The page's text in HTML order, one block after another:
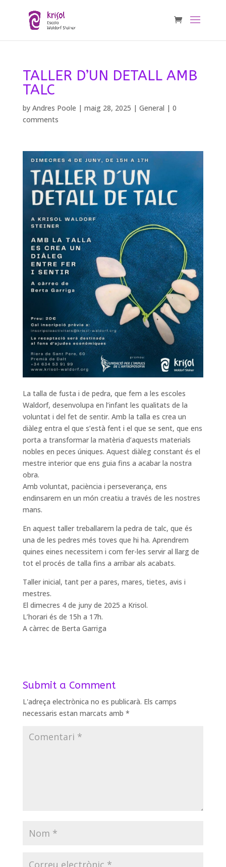
TALLER D’UN DETALL AMB
TALC
by Andres Poole | maig 28, 2025 | General | 0
comments
La talla de fusta i de pedra, que fem a les escoles
Waldorf, desenvolupa en l’infant les qualitats de la
voluntat i del fet de sentir. Amb la talla es crea un
diàleg entra el que s’està fent i el que se sent, que ens
porta a transformar la matèria d’aquests materials
nobles en peces úniques. Aquest diàleg constant és el
mestre interior que ens guia fins a acabar la nostra
obra.
Amb voluntat, paciència i perseverança, ens
endinsarem en un món creatiu a través de les nostres
mans.
En aquest taller treballarem la pedra de talc, que és
una de les pedres més toves que hi ha. Aprendrem
quines eines necessitem i com fer-les servir al llarg de
tot el procés de talla fins a arribar als acabats.
Taller inicial, tant per a pares, mares, tietes, avis i
mestres.
El dimecres 4 de juny de 2025 a Krisol.
L’horari és de 15h a 17h.
A càrrec de Berta Garriga
Submit a Comment
L'adreça electrònica no es publicarà. Els camps
necessaris estan marcats amb *